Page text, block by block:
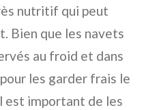
nutritif qui peut
Bien que les navets
au froid et dans
les garder frais le
est important de les